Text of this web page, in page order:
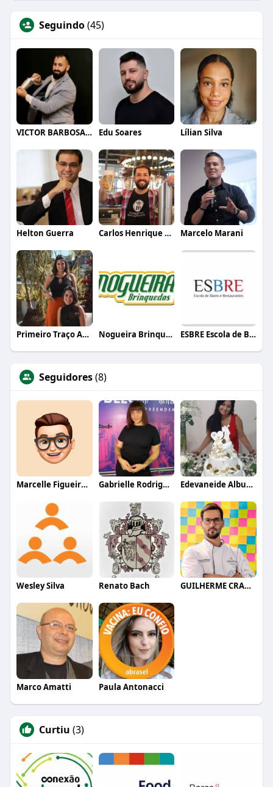
Seguindo(45)
VICTOR BARBOSA QUARANTA Edu Soares Lílian Silva
Helton Guerra Carlos Henrique de Faria Vasconcelos Marcelo Marani
Primeiro Traço Arquitetura Nogueira Brinquedos ESBRE Escola de Bares e Restaurantes
Seguidores(8)
Marcelle Figueiredo Gabrielle Rodrigues Edevaneide Albuquerque
Wesley Silva Renato Bach GUILHERME CRAMER BALLE
Marco Amatti Paula Antonacci
Curtiu (3)